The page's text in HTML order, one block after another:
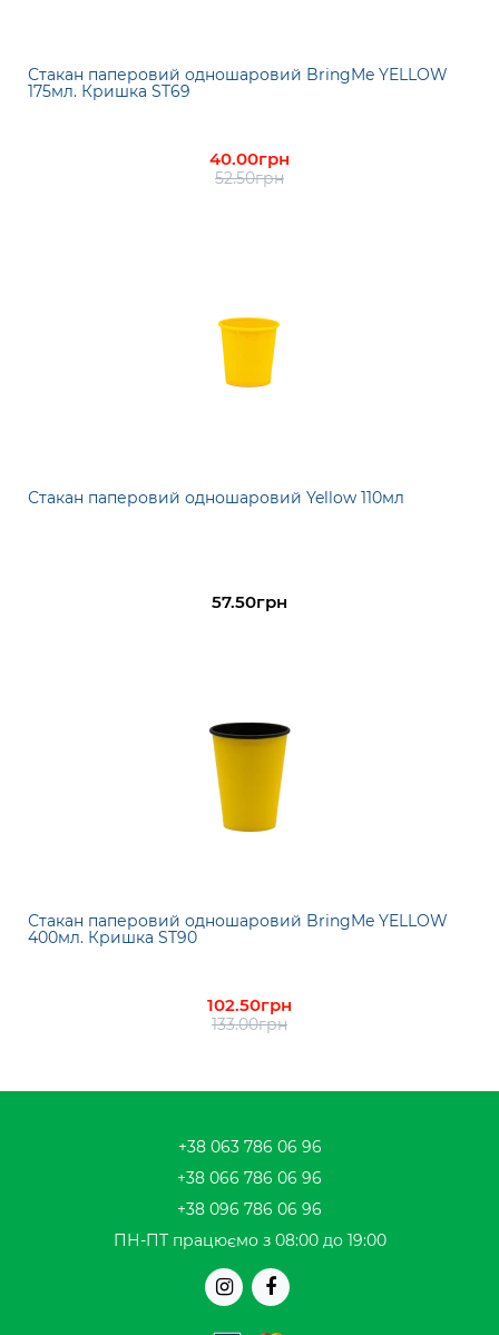
Стакан паперовий одношаровий BringMe YELLOW
175мл. Кришка ST69
40.00грн
52.50грн
Стакан паперовий одношаровий Yellow 110мл
57.50грн
Стакан паперовий одношаровий BringMe YELLOW
400мл. Кришка ST90
102.50грн
133.00грн
+38 063 786 06 96
+38 066 786 06 96
+38 096 786 06 96
ПН-ПТ працюємо з 08:00 до 19:00